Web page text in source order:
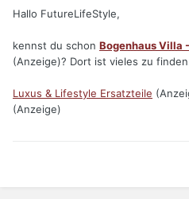
Hallo FutureLifeStyle,
kennst du schon Bogenhaus Villa
(Anzeige)? Dort ist vieles zu
Luxus & Lifestyle Ersatzteile
(Anzeige)